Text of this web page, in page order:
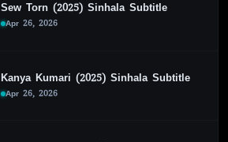
Sew Torn (2025) Sinhala Subtitle
Apr 26, 2026
Kanya Kumari (2025) Sinhala Subtitle
Apr 26, 2026